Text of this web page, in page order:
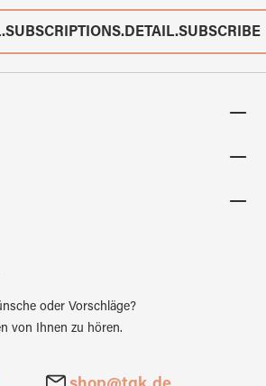
oder Vorschläge?
von Ihnen zu hören.